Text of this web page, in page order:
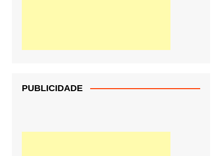
PUBLICIDADE